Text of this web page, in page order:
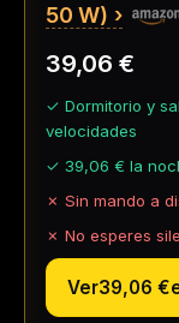
50 W)
39,06 €
✓ Dormitorio y
velocidades
✓ 39,06 € la
✗ Sin mando a
✗ No esperes
Ver39,06 €